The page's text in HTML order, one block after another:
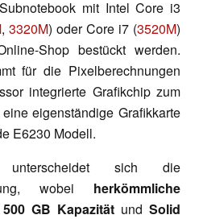
mit Intel Core i3
, 3320M) oder Core i7 (3520M)
Shop bestückt werden.
für die Pixelberechnungen
integrierte Grafikchip zum
eigenständige Grafikkarte
E6230 Modell.
sich die
wobei herkömmliche
GB Kapazitätund Solid